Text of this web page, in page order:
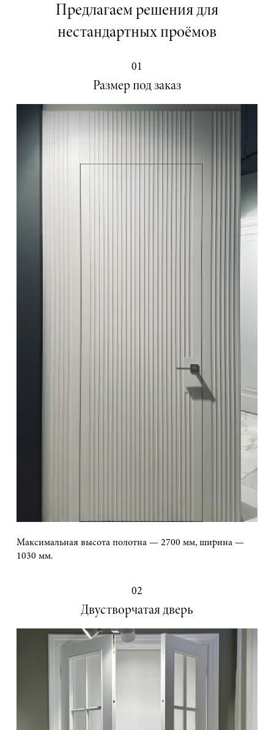
Предлагаем решения для
нестандартных проёмов
01
Размер под заказ
Максимальная высота полотна — 2700 мм, ширина —
1030 мм.
02
Двустворчатая дверь